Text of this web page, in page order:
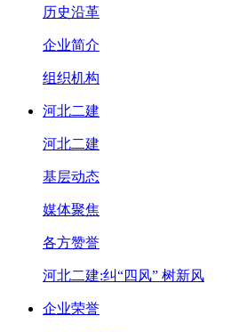
历史沿革
企业简介
组织机构
河北二建
河北二建
基层动态
媒体聚焦
各方赞誉
河北二建:纠“四风” 树新风
企业荣誉